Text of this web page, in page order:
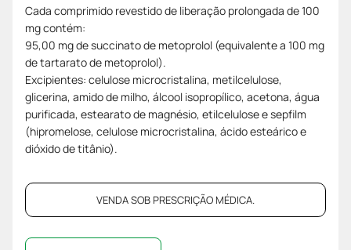
Cada comprimido revestido de liberação prolongada de 100
mg contém:
95,00 mg de succinato de metoprolol (equivalente a 100 mg
de tartarato de metoprolol).
Excipientes: celulose microcristalina, metilcelulose,
glicerina, amido de milho, álcool isopropílico, acetona, água
purificada, estearato de magnésio, etilcelulose e sepfilm
(hipromelose, celulose microcristalina, ácido esteárico e
dióxido de titânio).
VENDA SOB PRESCRIÇÃO MÉDICA.